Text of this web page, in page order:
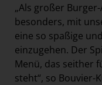
„Als großer
besonders, mit
eine so spaßige
einzugehen. Der
Menü, das seither
steht“, so Bouvier-